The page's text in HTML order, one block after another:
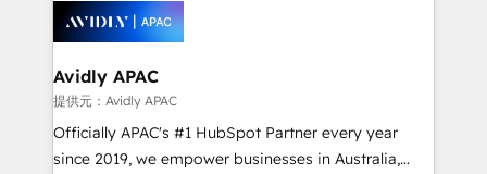
execution, CPQ, customer portals and HubSpot CMS
experience. Working hand-in-hand with your team,
we’ll assemble a RevOps machine that drives more
traffic, generates better leads and crushes your
revenue goals. We've worked with thousands of
HubSpot customers and we'd love to work with you
too! Clients come to us for: Advanced CRM solutions
Avidly APAC
提供元：Avidly APAC
Officially APAC's #1 HubSpot Partner every year
since 2019, we empower businesses in Australia,